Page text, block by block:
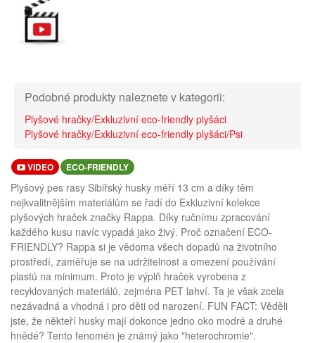
Podobné produkty naleznete v kategorii:
Plyšové hračky/Exkluzivní eco-friendly plyšáci
Plyšové hračky/Exkluzivní eco-friendly plyšáci/Psi
VIDEO ECO-FRIENDLY
Plyšový pes rasy Sibiřský husky měří 13 cm a díky těm
nejkvalitnějším materiálům se řadí do Exkluzivní kolekce
plyšových hraček značky Rappa. Díky ručnímu zpracování
každého kusu navíc vypadá jako živý. Proč označení ECO-
FRIENDLY? Rappa si je vědoma všech dopadů na životního
prostředí, zaměřuje se na udržitelnost a omezení používání
plastů na minimum. Proto je výplň hraček vyrobena z
recyklovaných materiálů, zejména PET lahví. Ta je však zcela
nezávadná a vhodná i pro děti od narození. FUN FACT: Věděli
jste, že někteří husky mají dokonce jedno oko modré a druhé
hnědé? Tento fenomén je známý jako "heterochromie".